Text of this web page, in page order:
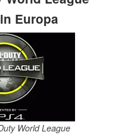
Europa
World League